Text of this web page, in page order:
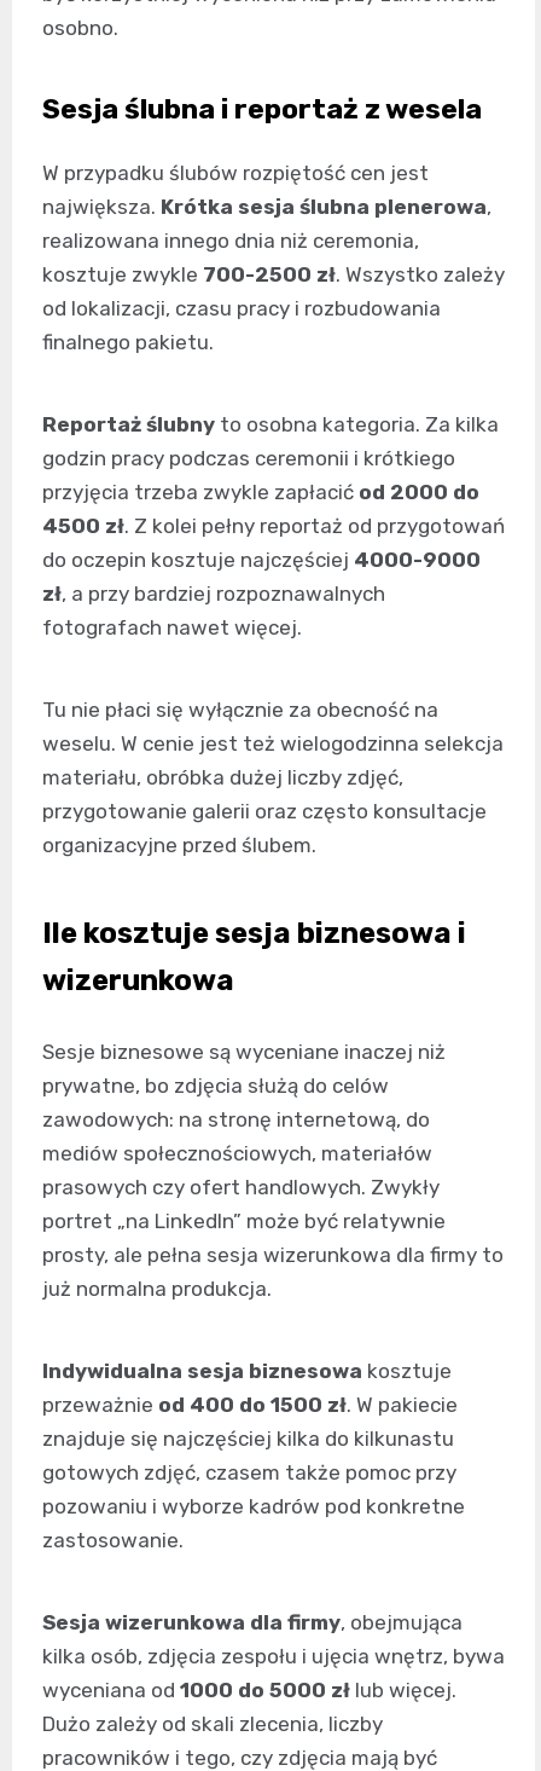
osobno.
Sesja ślubna i reportaż z wesela
W przypadku ślubów rozpiętość cen jest
największa. Krótka sesja ślubna plenerowa,
realizowana innego dnia niż ceremonia,
kosztuje zwykle 700-2500 zł. Wszystko zależy
od lokalizacji, czasu pracy i rozbudowania
finalnego pakietu.
Reportaż ślubny to osobna kategoria. Za kilka
godzin pracy podczas ceremonii i krótkiego
przyjęcia trzeba zwykle zapłacić od 2000 do
4500 zł. Z kolei pełny reportaż od przygotowań
do oczepin kosztuje najczęściej 4000-9000
zł, a przy bardziej rozpoznawalnych
fotografach nawet więcej.
Tu nie płaci się wyłącznie za obecność na
weselu. W cenie jest też wielogodzinna selekcja
materiału, obróbka dużej liczby zdjęć,
przygotowanie galerii oraz często konsultacje
organizacyjne przed ślubem.
Ile kosztuje sesja biznesowa i
wizerunkowa
Sesje biznesowe są wyceniane inaczej niż
prywatne, bo zdjęcia służą do celów
zawodowych: na stronę internetową, do
mediów społecznościowych, materiałów
prasowych czy ofert handlowych. Zwykły
portret „na LinkedIn” może być relatywnie
prosty, ale pełna sesja wizerunkowa dla firmy to
już normalna produkcja.
Indywidualna sesja biznesowa kosztuje
przeważnie od 400 do 1500 zł. W pakiecie
znajduje się najczęściej kilka do kilkunastu
gotowych zdjęć, czasem także pomoc przy
pozowaniu i wyborze kadrów pod konkretne
zastosowanie.
Sesja wizerunkowa dla firmy, obejmująca
kilka osób, zdjęcia zespołu i ujęcia wnętrz, bywa
wyceniana od 1000 do 5000 zł lub więcej.
Dużo zależy od skali zlecenia, liczby
pracowników i tego, czy zdjęcia mają być